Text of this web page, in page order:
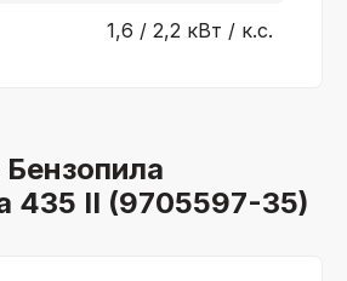
1,6 / 2,2 кВт / к.с.
435 II (9705597-35)